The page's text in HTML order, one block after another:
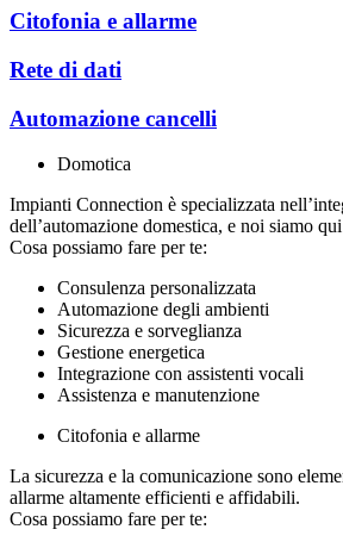
Citofonia e allarme
Rete di dati
Automazione cancelli
Domotica
Impianti Connection è specializzata
dell’automazione domestica, e noi siamo
Cosa possiamo fare per te:
Consulenza personalizzata
Automazione degli ambienti
Sicurezza e sorveglianza
Gestione energetica
Integrazione con assistenti vocali
Assistenza e manutenzione
Citofonia e allarme
La sicurezza e la comunicazione sono
allarme altamente efficienti e affidabili.
Cosa possiamo fare per te: